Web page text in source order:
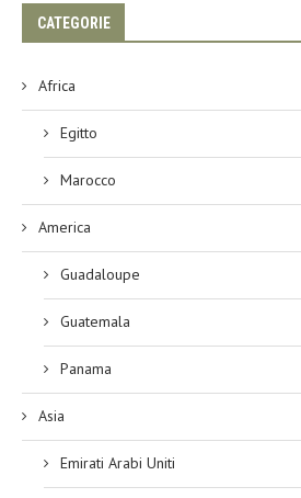
CATEGORIE
Africa
Egitto
Marocco
America
Guadaloupe
Guatemala
Panama
Asia
Emirati Arabi Uniti